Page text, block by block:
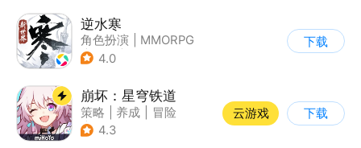
逆水寒
角色扮演
MMORPG
| 武侠
4.0
下载
崩坏：星穹铁道
策略 养成
冒险
| 崩坏
4.3
云游戏 下载